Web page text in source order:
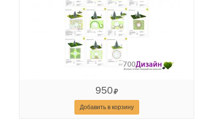
950
Добавить в корзину